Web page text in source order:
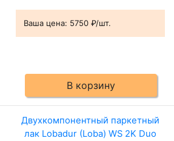
Ваша цена: 5750 ₽/шт.
В корзину
Двухкомпонентный паркетный
лак Lobadur (Loba) WS 2K Duo